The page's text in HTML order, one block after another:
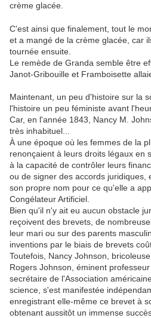
crème glacée.
C'est ainsi que finalement, tout le
et a mangé de la crème glacée, car
tournée ensuite.
Le remède de Granda semble être
Janot-Gribouille et Framboisette
Maintenant, un peu d'histoire sur la
l'histoire un peu féministe avant
Car, en l'année 1843, Nancy M.
très inhabituel...
À une époque où les femmes de la
renonçaient à leurs droits légaux en
à la capacité de contrôler leurs
ou de signer des accords juridiques,
son propre nom pour ce qu'elle a
Congélateur Artificiel.
Bien qu'il n'y ait eu aucun obstacle
reçoivent des brevets, de
leur mari ou sur des parents
inventions par le biais de brevets
Toutefois, Nancy Johnson,
Rogers Johnson, éminent
secrétaire de l'Association
science, s'est manifestée
enregistrant elle-même ce brevet à
obtenant aussitôt un immense